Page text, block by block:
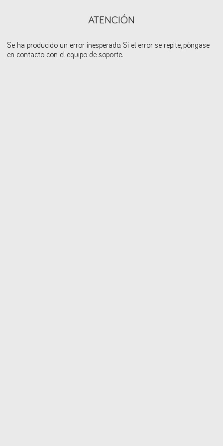
ATENCIÓN
Se ha producido un error inesperado. Si el error se repite, póngase
en contacto con el equipo de soporte.